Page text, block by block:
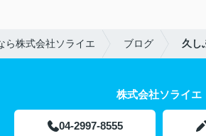
ら株式会社ソライエ ブログ 久し
株式会社ソライエ
04-2997-8555